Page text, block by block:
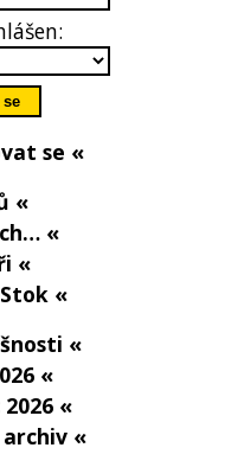
se «
«
«
«
«
«
«
«
«